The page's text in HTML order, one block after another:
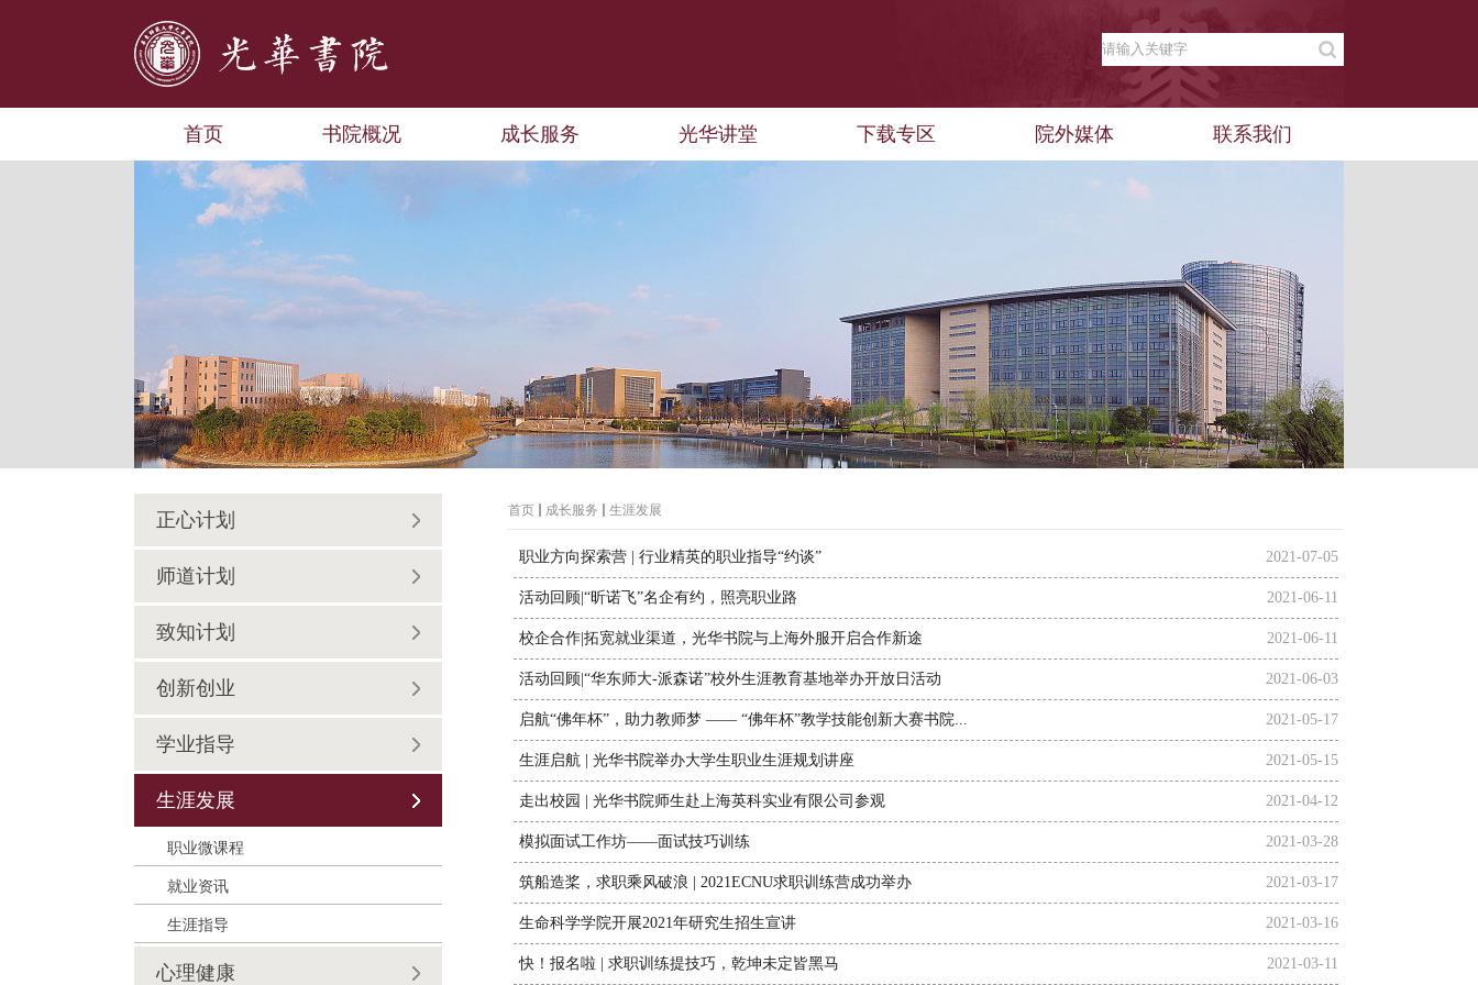
首页 书院概况 成长服务 光华讲堂 下载专区 院外媒体 联系我们
正心计划
师道计划
致知计划
创新创业
学业指导
生涯发展
职业微课程
就业资讯
生涯指导
心理健康
首页 成长服务 生涯发展
职业方向探索营 | 行业精英的职业指导“约谈” 2021-07-05
活动回顾|“昕诺飞”名企有约，照亮职业路 2021-06-11
校企合作|拓宽就业渠道，光华书院与上海外服开启合作新途 2021-06-11
活动回顾|“华东师大-派森诺”校外生涯教育基地举办开放日活动 2021-06-03
启航“佛年杯”，助力教师梦 —— “佛年杯”教学技能创新大赛书院... 2021-05-17
生涯启航 | 光华书院举办大学生职业生涯规划讲座 2021-05-15
走出校园 | 光华书院师生赴上海英科实业有限公司参观 2021-04-12
模拟面试工作坊——面试技巧训练 2021-03-28
筑船造桨，求职乘风破浪 | 2021ECNU求职训练营成功举办 2021-03-17
生命科学学院开展2021年研究生招生宣讲 2021-03-16
快！报名啦 | 求职训练提技巧，乾坤未定皆黑马 2021-03-11